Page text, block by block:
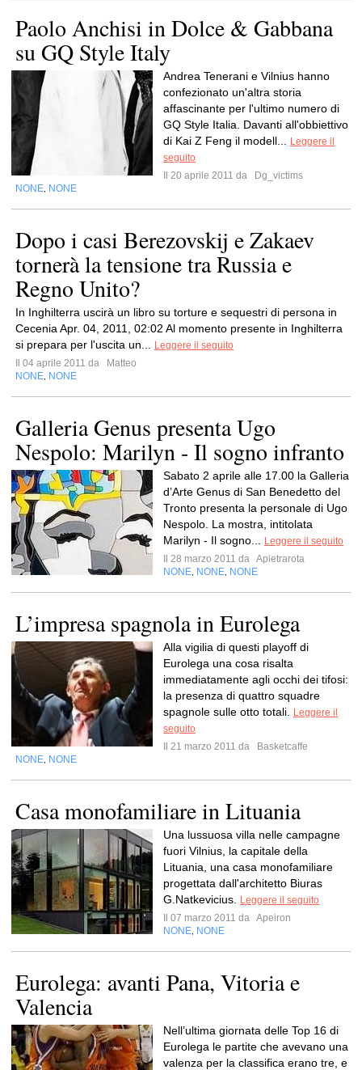
Paolo Anchisi in Dolce & Gabbana
su GQ Style Italy
Andrea Tenerani e Vilnius hanno
confezionato un'altra storia
affascinante per l'ultimo numero di
GQ Style Italia. Davanti all'obbiettivo
di Kai Z Feng il modell...
Leggere il
seguito
Il 20 aprile 2011 da
Dg_victims
NONE NONE
Dopo i casi Berezovskij e Zakaev
tornerà la tensione tra Russia e
Regno Unito?
In Inghilterra uscirà un libro su torture e sequestri di persona in
Cecenia Apr. 04, 2011, 02:02 Al momento presente in Inghilterra
si prepara per l'uscita un...
Leggere il seguito
Il 04 aprile 2011 da
Matteo
NONE NONE
Galleria Genus presenta Ugo
Nespolo: Marilyn - Il sogno infranto
Sabato 2 aprile alle 17.00 la Galleria
d’Arte Genus di San Benedetto del
Tronto presenta la personale di Ugo
Nespolo. La mostra, intitolata
Marilyn - Il sogno...
Leggere il seguito
Il 28 marzo 2011 da Apietrarota
NONE NONE NONE
L’impresa spagnola in Eurolega
Alla vigilia di questi playoff di
Eurolega una cosa risalta
immediatamente agli occhi dei tifosi:
la presenza di quattro squadre
spagnole sulle otto totali.
Leggere il
seguito
Il 21 marzo 2011 da
Basketcaffe
NONE NONE
Casa monofamiliare in Lituania
Una lussuosa villa nelle campagne
fuori Vilnius, la capitale della
Lituania, una casa monofamiliare
progettata dall'architetto Biuras
G.Natkevicius.
Leggere il seguito
Il 07 marzo 2011 da Apeiron
NONE NONE
Eurolega: avanti Pana, Vitoria e
Valencia
Nell’ultima giornata delle Top 16 di
Eurolega le partite che avevano una
valenza per la classifica erano tre, e